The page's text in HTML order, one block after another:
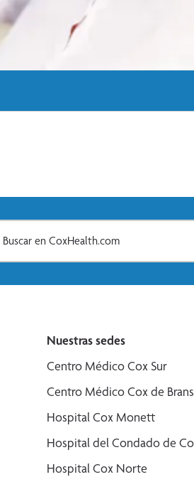
Nuestras sedes
Centro Médico Cox Sur
Centro Médico Cox de
Hospital Cox Monett
Hospital del Condado de
Hospital Cox Norte